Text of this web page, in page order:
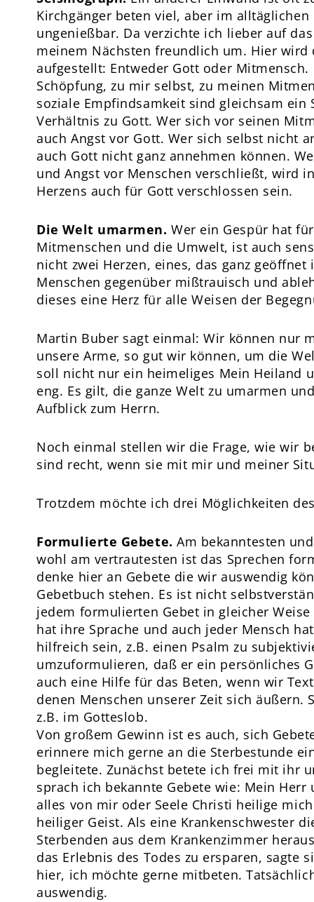
Kirchgänger beten viel, aber im alltäglichen
ungenießbar. Da verzichte ich lieber auf
meinem Nächsten freundlich um. Hier wird
aufgestellt: Entweder Gott oder Mitmensch.
Schöpfung, zu mir selbst, zu meinen
soziale Empfindsamkeit sind gleichsam ein
Verhältnis zu Gott. Wer sich vor seinen
auch Angst vor Gott. Wer sich selbst nicht
auch Gott nicht ganz annehmen können.
und Angst vor Menschen verschließt, wird
Herzens auch für Gott verschlossen sein.
Die Welt umarmen.Wer ein Gespür hat
Mitmenschen und die Umwelt, ist auch
nicht zwei Herzen, eines, das ganz
Menschen gegenüber mißtrauisch und
dieses eine Herz für alle Weisen der
Martin Buber sagt einmal: Wir können nur
unsere Arme, so gut wir können, um die
soll nicht nur ein heimeliges Mein Heiland
eng. Es gilt, die ganze Welt zu umarmen
Aufblick zum Herrn.
Noch einmal stellen wir die Frage, wie wir
sind recht, wenn sie mit mir und meiner
Trotzdem möchte ich drei Möglichkeiten
Formulierte Gebete.Am bekanntesten
wohl am vertrautesten ist das Sprechen
denke hier an Gebete die wir auswendig
Gebetbuch stehen. Es ist nicht
jedem formulierten Gebet in gleicher
hat ihre Sprache und auch jeder Mensch
hilfreich sein, z.B. einen Psalm zu
umzuformulieren, daß er ein persönliches
auch eine Hilfe für das Beten, wenn wir
denen Menschen unserer Zeit sich äußern.
z.B. im Gotteslob.
Von großem Gewinn ist es auch, sich
erinnere mich gerne an die Sterbestunde
begleitete. Zunächst betete ich frei mit ihr
sprach ich bekannte Gebete wie: Mein
alles von mir oder Seele Christi heilige
heiliger Geist. Als eine Krankenschwester
Sterbenden aus dem Krankenzimmer
das Erlebnis des Todes zu ersparen, sagte
hier, ich möchte gerne mitbeten.
auswendig.